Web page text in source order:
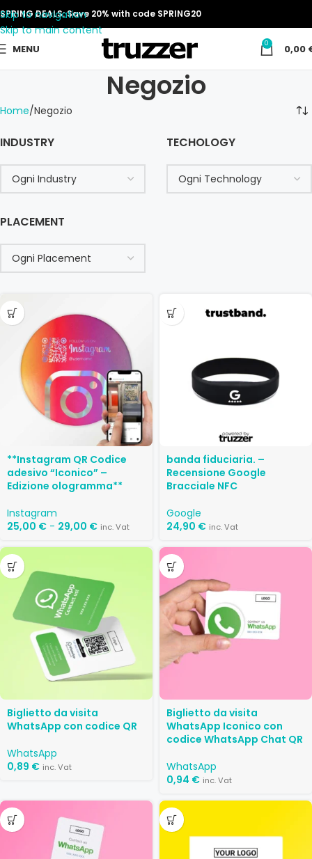
Skip to navigation
Skip to main content
SPRING DEALS: Save 20% with code SPRING20
MENU 0 0,00
Negozio
Home Negozio
INDUSTRY TECHOLOGY
PLACEMENT
**Instagram QR Codice
adesivo “Iconico” –
Edizione ologramma**
Instagram
25,00 € - 29,00 € inc. Vat
banda fiduciaria. –
Recensione Google
Bracciale NFC
Google
24,90 € inc. Vat
Biglietto da visita
WhatsApp con codice QR
WhatsApp
0,89 € inc. Vat
Biglietto da visita
WhatsApp Iconico con
codice WhatsApp Chat QR
WhatsApp
0,94 € inc. Vat